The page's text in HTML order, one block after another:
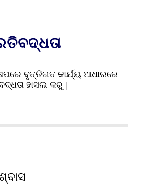
ବୃତ୍ତିଗତ କାର୍ଯ୍ୟ ଆଧାରରେ
ହାସଲ କରୁ |